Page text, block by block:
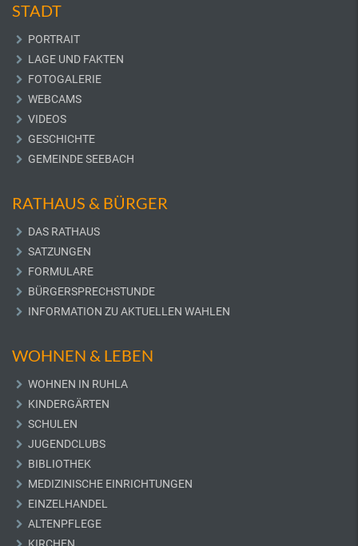
STADT
PORTRAIT
LAGE UND FAKTEN
FOTOGALERIE
WEBCAMS
VIDEOS
GESCHICHTE
GEMEINDE SEEBACH
RATHAUS & BÜRGER
DAS RATHAUS
SATZUNGEN
FORMULARE
BÜRGERSPRECHSTUNDE
INFORMATION ZU AKTUELLEN WAHLEN
WOHNEN & LEBEN
WOHNEN IN RUHLA
KINDERGÄRTEN
SCHULEN
JUGENDCLUBS
BIBLIOTHEK
MEDIZINISCHE EINRICHTUNGEN
EINZELHANDEL
ALTENPFLEGE